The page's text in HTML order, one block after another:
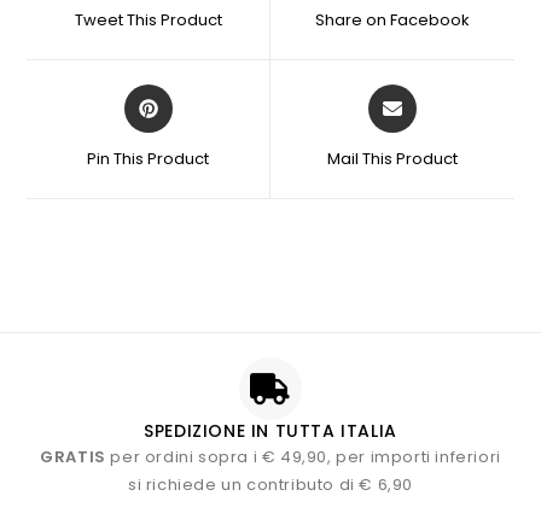
Tweet This Product Share on Facebook
Pin This Product Mail This Product
SPEDIZIONE IN TUTTA ITALIA
GRATIS per ordini sopra i € 49,90, per importi inferiori
si richiede un contributo di € 6,90